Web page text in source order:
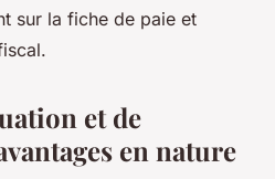
sur la fiche de paie et
et de
en nature